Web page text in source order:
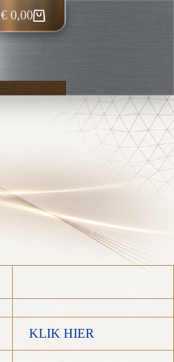
Winkelwagen
€ 0,00
KLIK HIER